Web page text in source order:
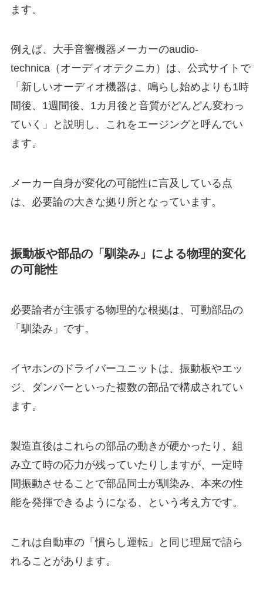
ます。
例えば、大手音響機器メーカーのaudio-
technica（オーディオテクニカ）は、公式サイトで
「新しいオーディオ機器は、鳴らし始めよりも1時
間後、1週間後、1カ月後と音質がどんどん変わっ
ていく」と説明し、これをエージングと呼んでい
ます。
メーカー自身が変化の可能性に言及している点
は、必要論の大きな拠り所となっています。
振動板や部品の「馴染み」による物理的変化
の可能性
必要論者が主張する物理的な根拠は、可動部品の
「馴染み」です。
イヤホンのドライバーユニットは、振動板やエッ
ジ、ダンパーといった複数の部品で構成されてい
ます。
製造直後はこれらの部品の動きが硬かったり、組
み立て時の応力が残っていたりしますが、一定時
間振動させることで部品同士が馴染み、本来の性
能を発揮できるようになる、という考え方です。
これは自動車の「慣らし運転」と同じ理屈で語ら
れることがあります。